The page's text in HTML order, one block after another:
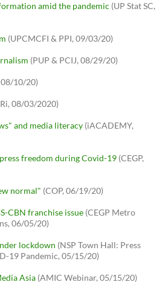
amid the pandemic (UP Stat SC,
(UPCMCFI & PPI, 09/03/20)
(PUP & PCIJ, 08/29/20)
08/10/20)
08/03/2020)
and media literacy (iACADEMY,
freedom during Covid-19 (CEGP,
normal" (COP, 06/19/20)
CBN franchise issue (CEGP Metro
06/05/20)
lockdown (NSP Town Hall: Press
19 Pandemic, 05/15/20)
Asia (AMIC Webinar, 05/15/20)